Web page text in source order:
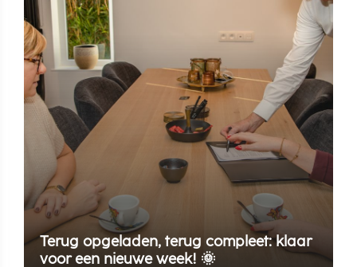
Terug opgeladen, terug compleet: klaar
voor een nieuwe week! 🌞